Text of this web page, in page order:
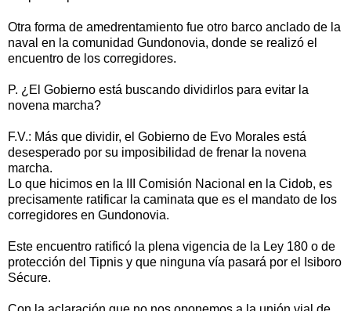
Otra forma de amedrentamiento fue otro barco anclado de la
naval en la comunidad Gundonovia, donde se realizó el
encuentro de los corregidores.
P. ¿El Gobierno está buscando dividirlos para evitar la
novena marcha?
F.V.: Más que dividir, el Gobierno de Evo Morales está
desesperado por su imposibilidad de frenar la novena
marcha.
Lo que hicimos en la III Comisión Nacional en la Cidob, es
precisamente ratificar la caminata que es el mandato de los
corregidores en Gundonovia.
Este encuentro ratificó la plena vigencia de la Ley 180 o de
protección del Tipnis y que ninguna vía pasará por el Isiboro
Sécure.